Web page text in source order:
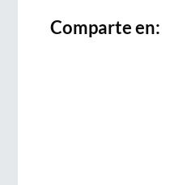
Comparte en: